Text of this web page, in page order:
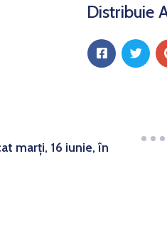
Distribuie
marți, 16 iunie, în